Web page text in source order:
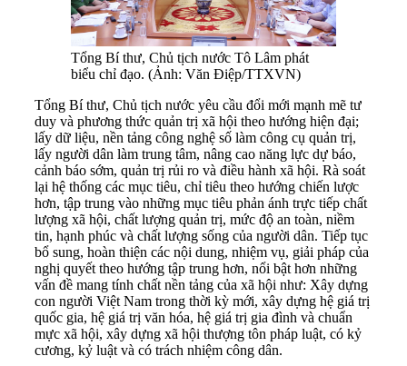
Tổng Bí thư, Chủ tịch nước Tô Lâm phát
biểu chỉ đạo. (Ảnh: Văn Điệp/TTXVN)
Tổng Bí thư, Chủ tịch nước yêu cầu đổi mới mạnh mẽ tư
duy và phương thức quản trị xã hội theo hướng hiện đại;
lấy dữ liệu, nền tảng công nghệ số làm công cụ quản trị,
lấy người dân làm trung tâm, nâng cao năng lực dự báo,
cảnh báo sớm, quản trị rủi ro và điều hành xã hội. Rà soát
lại hệ thống các mục tiêu, chỉ tiêu theo hướng chiến lược
hơn, tập trung vào những mục tiêu phản ánh trực tiếp chất
lượng xã hội, chất lượng quản trị, mức độ an toàn, niềm
tin, hạnh phúc và chất lượng sống của người dân. Tiếp tục
bổ sung, hoàn thiện các nội dung, nhiệm vụ, giải pháp của
nghị quyết theo hướng tập trung hơn, nổi bật hơn những
vấn đề mang tính chất nền tảng của xã hội như: Xây dựng
con người Việt Nam trong thời kỳ mới, xây dựng hệ giá trị
quốc gia, hệ giá trị văn hóa, hệ giá trị gia đình và chuẩn
mực xã hội, xây dựng xã hội thượng tôn pháp luật, có kỷ
cương, kỷ luật và có trách nhiệm công dân.